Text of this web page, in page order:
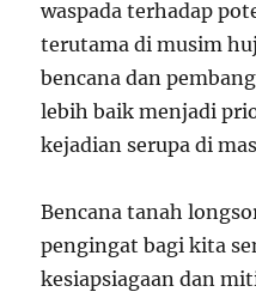
waspada terhadap
terutama di musim
bencana dan
lebih baik menjadi
kejadian serupa di
Bencana tanah
pengingat bagi kita
kesiapsiagaan dan